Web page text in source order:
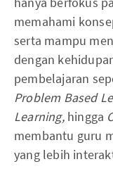
memahami
serta mampu
dengan
pembelajaran
Problem Based
Learning, hingga
membantu guru
yang lebih